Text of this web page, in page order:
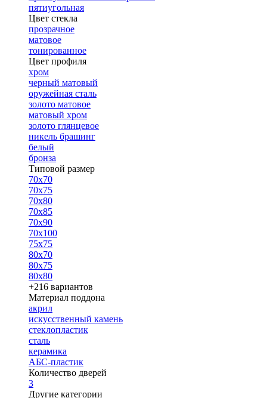
пятиугольная
Цвет стекла
прозрачное
матовое
тонированное
Цвет профиля
хром
черный матовый
оружейная сталь
золото матовое
матовый хром
золото глянцевое
никель брашинг
белый
бронза
Типовой размер
70х70
70х75
70х80
70х85
70х90
70х100
75х75
80х70
80х75
80х80
+216 вариантов
Материал поддона
акрил
искусственный камень
стеклопластик
сталь
керамика
АБС-пластик
Количество дверей
3
Другие категории